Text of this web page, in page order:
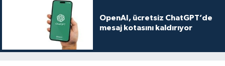
OpenAI, ücretsiz ChatGPT’de
mesaj kotasını kaldırıyor